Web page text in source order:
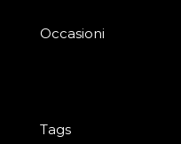
Occasioni
Tags